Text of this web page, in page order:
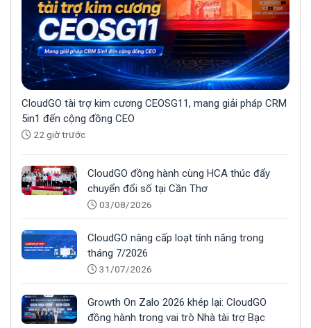
CloudGO tài trợ kim cương CEOSG11, mang giải pháp CRM
5in1 đến cộng đồng CEO
22 giờ trước
CloudGO đồng hành cùng HCA thúc đẩy
chuyển đổi số tại Cần Thơ
03/08/2026
CloudGO nâng cấp loạt tính năng trong
tháng 7/2026
31/07/2026
Growth On Zalo 2026 khép lại: CloudGO
đồng hành trong vai trò Nhà tài trợ Bạc